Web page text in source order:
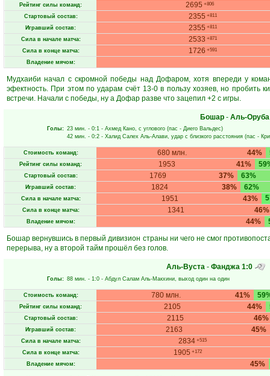
Рейтинг силы команд: 2695 +806
Стартовый состав: 2355 +811
Игравший состав: 2355 +811
Сила в начале матча: 2533 +871
Сила в конце матча: 1726 +591
Владение мячом:
Мудхаиби начал с скромной победы над Дофаром, хотя впереди у
эфектность. При этом по ударам счёт 13-0 в пользу хозяев, но
встречи. Начали с победы, ну а Дофар разве что зацепил +2 с игры.
Бошар - Аль-Оруба
Голы: 23 мин. - 0:1 - Ахмед Кано, с углового (пас - Диего Вальдес)
42 мин. - 0:2 - Халид Салех Аль-Алави, удар с близкого расстояния (пас -
Стоимость команд: 44%
680 млн.
Рейтинг силы команд: 41%
1953
Стартовый состав: 37%
1769 63%
Игравший состав: 38%
1824 62%
Сила в начале матча: 43%
1951
Сила в конце матча: 46%
1341
Владение мячом: 44%
Бошар вернувшись в первый дивизион страны ни чего не смог
перерыва, ну а второй тайм прошёл без голов.
Аль-Вуста- Фанджа 1:0
Голы: 88 мин. - 1:0 - Абдул Салам Аль-Макхини, выход один на один
Стоимость команд: 41%
780 млн.
Рейтинг силы команд: 44%
2105
Стартовый состав: 46%
2115
Игравший состав: 45%
2163
Сила в начале матча: 2834 +515
Сила в конце матча: 1905 +172
Владение мячом: 45%